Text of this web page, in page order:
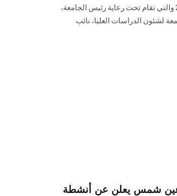
شمس تبتكر مسار المؤسسات الاجتماعية لعام 2023 والتي تقام تحت رعاية رئيس الجامعة،
لشئون الدراسات العليا، نائب
عين شمس يعلن عن أنشطة